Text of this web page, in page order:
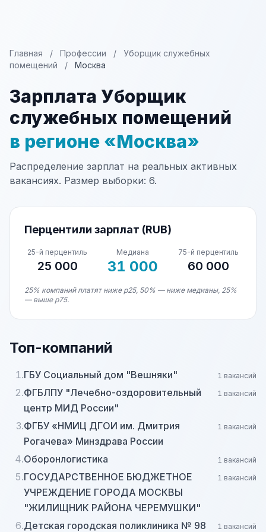
Главная / Профессии /
Уборщик служебных
помещений
/ Москва
Зарплата Уборщик
служебных помещений
в регионе «Москва»
Распределение зарплат на реальных активных
вакансиях. Размер выборки: 6.
Перцентили зарплат (RUB)
25-й перцентиль
25 000
Медиана
31 000
75-й перцентиль
60 000
25% компаний платят ниже p25, 50% — ниже медианы, 25%
— выше p75.
Топ-компаний
1.ГБУ Социальный дом "Вешняки" 1 вакансий
2.ФГБЛПУ "Лечебно-оздоровительный
центр МИД России"
1 вакансий
3.ФГБУ «НМИЦ ДГОИ им. Дмитрия
Рогачева» Минздрава России
1 вакансий
4.Оборонлогистика 1 вакансий
5.ГОСУДАРСТВЕННОЕ БЮДЖЕТНОЕ
УЧРЕЖДЕНИЕ ГОРОДА МОСКВЫ
"ЖИЛИЩНИК РАЙОНА ЧЕРЕМУШКИ"
1 вакансий
6.Детская городская поликлиника № 98 1 вакансий